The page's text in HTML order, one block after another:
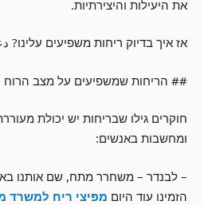
את היעילות והיצירתיות.
אז איך בדיוק ריחות משפיעים עלינו?
## הריחות שמשפיעים על מצב הרוח
חוקרים גילו שבריחות יש יכולת
ומחשבות באנשים:
– לבנדר – משחרר מתח, שם אותנו
הזמינו עוד היום מפיצי ריח למשרד